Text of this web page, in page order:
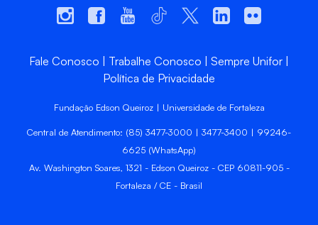
Fale Conosco Trabalhe Conosco
Sempre Unifor
Política de Privacidade
Fundação Edson Queiroz | Universidade de Fortaleza
Central de Atendimento: (85) 3477-3000 | 3477-3400 | 99246-
6625 (WhatsApp)
Av. Washington Soares, 1321 - Edson Queiroz - CEP 60811-905 -
Fortaleza / CE - Brasil